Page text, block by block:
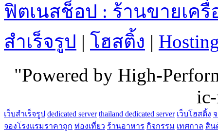
ฟิตเนสช็อป : ร้านขายเค
สำเร็จรูป | โฮสติ้ง |
"Powered by High-
เว็บสำเร็จรูป dedicated server thailand dedicated server เว็บโฮสติ้ง
จองโรงแรมราคาถูก ท่องเที่ยว ร้านอาหาร กิจกรรม เทศกาล สิน